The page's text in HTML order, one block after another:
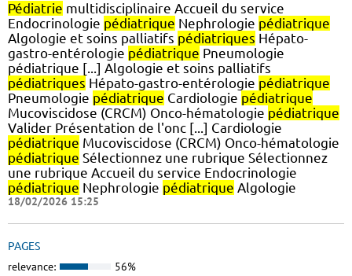
Pédiatrie multidisciplinaire Accueil du service
Endocrinologie pédiatrique Nephrologie pédiatrique
Algologie et soins palliatifs pédiatriques Hépato-
gastro-entérologie pédiatrique Pneumologie
pédiatrique [...] Algologie et soins palliatifs
pédiatriques Hépato-gastro-entérologie pédiatrique
Pneumologie pédiatrique Cardiologie pédiatrique
Mucoviscidose (CRCM) Onco-hématologie pédiatrique
Valider Présentation de l'onc [...] Cardiologie
pédiatrique Mucoviscidose (CRCM) Onco-hématologie
pédiatrique Sélectionnez une rubrique Sélectionnez
une rubrique Accueil du service Endocrinologie
pédiatrique Nephrologie pédiatrique Algologie
18/02/2026 15:25
PAGES
relevance: 56%